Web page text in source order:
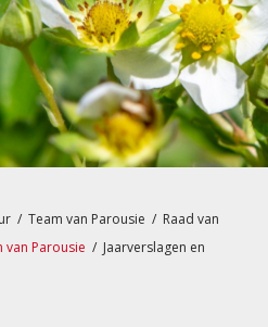
/ Team van Parousie / Raad van
van Parousie / Jaarverslagen en